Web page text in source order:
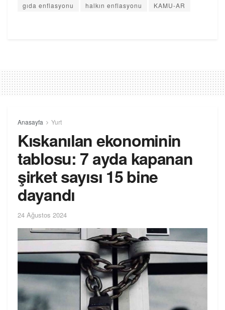
gıda enflasyonu
halkın enflasyonu KAMU-AR
Anasayfa Yurt
Kıskanılan ekonominin
tablosu: 7 ayda kapanan
şirket sayısı 15 bine
dayandı
24 Ağustos 2024